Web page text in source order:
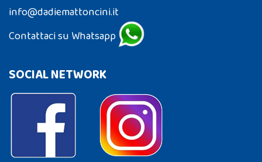
info@dadiemattoncini.it
Contattaci su Whatsapp
SOCIAL NETWORK